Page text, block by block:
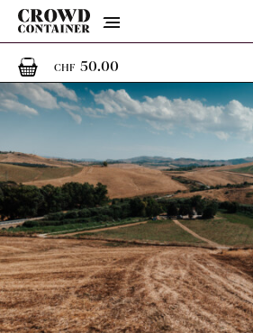
Menu
CHF 50.001 Artikel im